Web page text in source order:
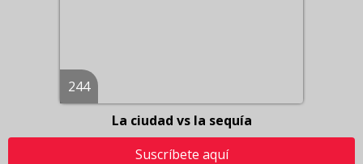
244
La ciudad vs la sequía
Suscríbete aquí